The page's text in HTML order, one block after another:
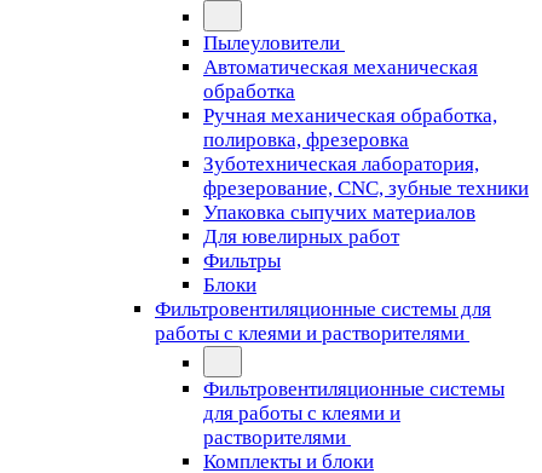
Пылеуловители
Автоматическая механическая
обработка
Ручная механическая обработка,
полировка, фрезеровка
Зуботехническая лаборатория,
фрезерование, CNC, зубные техники
Упаковка сыпучих материалов
Для ювелирных работ
Фильтры
Блоки
Фильтровентиляционные системы для
работы с клеями и растворителями
Фильтровентиляционные системы
для работы с клеями и
растворителями
Комплекты и блоки